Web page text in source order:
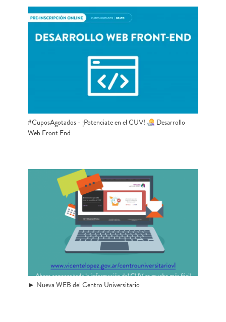
#CuposAgotados - ¡Potenciate en el CUV!
Desarrollo
Web Front End
► Nueva WEB del Centro Universitario